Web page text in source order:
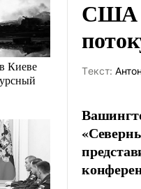
Киеве
США
Tекст: